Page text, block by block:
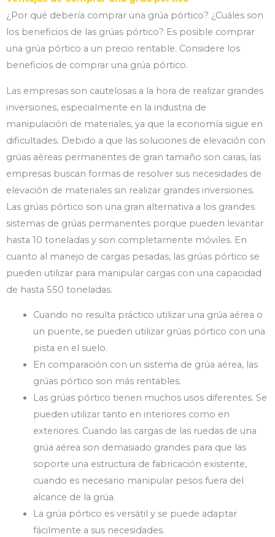
¿Por qué debería comprar una grúa pórtico? ¿Cuáles son
los beneficios de las grúas pórtico? Es posible comprar
una grúa pórtico a un precio rentable. Considere los
beneficios de comprar una grúa pórtico.
Las empresas son cautelosas a la hora de realizar grandes
inversiones, especialmente en la industria de
manipulación de materiales, ya que la economía sigue en
dificultades. Debido a que las soluciones de elevación con
grúas aéreas permanentes de gran tamaño son caras, las
empresas buscan formas de resolver sus necesidades de
elevación de materiales sin realizar grandes inversiones.
Las grúas pórtico son una gran alternativa a los grandes
sistemas de grúas permanentes porque pueden levantar
hasta 10 toneladas y son completamente móviles. En
cuanto al manejo de cargas pesadas, las grúas pórtico se
pueden utilizar para manipular cargas con una capacidad
de hasta 550 toneladas.
Cuando no resulta práctico utilizar una grúa aérea o
un puente, se pueden utilizar grúas pórtico con una
pista en el suelo.
En comparación con un sistema de grúa aérea, las
grúas pórtico son más rentables.
Las grúas pórtico tienen muchos usos diferentes. Se
pueden utilizar tanto en interiores como en
exteriores. Cuando las cargas de las ruedas de una
grúa aérea son demasiado grandes para que las
soporte una estructura de fabricación existente,
cuando es necesario manipular pesos fuera del
alcance de la grúa.
La grúa pórtico es versátil y se puede adaptar
fácilmente a sus necesidades.